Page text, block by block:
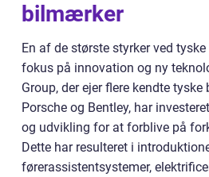
bilmærker
En af de største styrker ved
fokus på innovation og ny
Group, der ejer flere kendte
Porsche og Bentley, har
og udvikling for at forblive på
Dette har resulteret i
førerassistentsystemer,